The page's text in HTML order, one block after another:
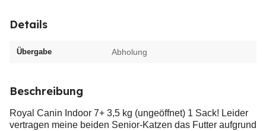
Details
Übergabe Abholung
Beschreibung
Royal Canin Indoor 7+ 3,5 kg (ungeöffnet) 1 Sack! Leider
vertragen meine beiden Senior-Katzen das Futter aufgrund